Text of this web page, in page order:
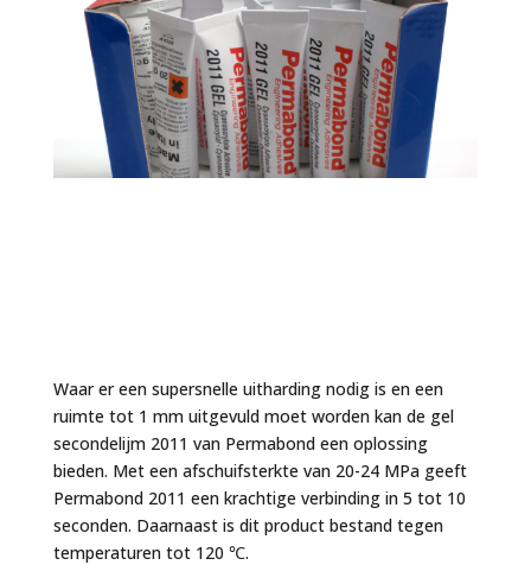
Waar er een supersnelle uitharding nodig is en een
ruimte tot 1 mm uitgevuld moet worden kan de gel
secondelijm 2011 van Permabond een oplossing
bieden. Met een afschuifsterkte van 20-24 MPa geeft
Permabond 2011 een krachtige verbinding in 5 tot 10
seconden. Daarnaast is dit product bestand tegen
temperaturen tot 120 ℃.